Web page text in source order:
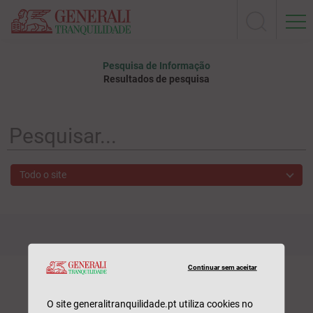
Pesquisa de Informação
Resultados de pesquisa
Todo o site
Continuar sem aceitar
O site generalitranquilidade.pt utiliza cookies no